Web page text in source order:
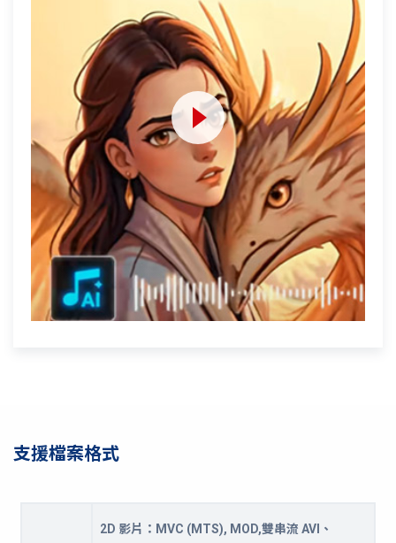
支援檔案格式
2D 影片：MVC (MTS), MOD,雙串流 AVI、